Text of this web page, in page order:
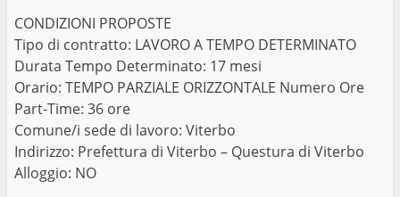
CONDIZIONI PROPOSTE
Tipo di contratto: LAVORO A TEMPO DETERMINATO
Durata Tempo Determinato: 17 mesi
Orario: TEMPO PARZIALE ORIZZONTALE Numero Ore
Part-Time: 36 ore
Comune/i sede di lavoro: Viterbo
Indirizzo: Prefettura di Viterbo – Questura di Viterbo
Alloggio: NO